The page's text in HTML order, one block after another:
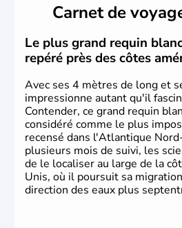
Plusieurs populations se sont
des européens, suite à la
Christophe Colomb en
britanniques proclament la
en 1776 et adoptent leur
La conquête de l'Ouest marque
phase de développement intense.
Carnet de
Le plus grand requin
repéré près des côtes
Avec ses 4 mètres de long et
impressionne autant qu'il
Contender, ce grand requin
considéré comme le plus
recensé dans l'Atlantique
plusieurs mois de suivi, les
de le localiser au large de la
Unis, où il poursuit sa
direction des eaux plus